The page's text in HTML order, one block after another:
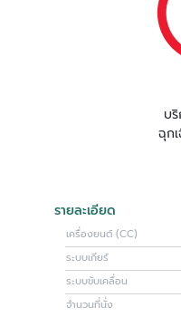
บ
ฉุก
รายละเอียด
เครื่องยนต์ (CC)
ระบบเกียร์
ระบบขับเคลื่อน
จำนวนที่นั่ง